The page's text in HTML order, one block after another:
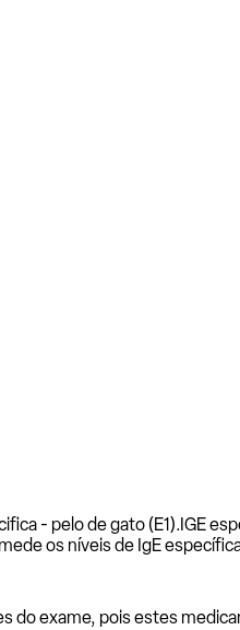
- pelo de gato (E1).IGE
os níveis de IgE
do exame, pois estes